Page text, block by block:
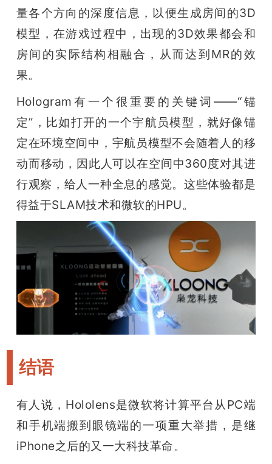
量各个方向的深度信息，以便生成房间的3D
模型，在游戏过程中，出现的3D效果都会和
房间的实际结构相融合，从而达到MR的效
果。
Hologram有一个很重要的关键词——“锚
定”，比如打开的一个宇航员模型，就好像锚
定在环境空间中，宇航员模型不会随着人的移
动而移动，因此人可以在空间中360度对其进
行观察，给人一种全息的感觉。这些体验都是
得益于SLAM技术和微软的HPU。
结语
有人说，Hololens是微软将计算平台从PC端
和手机端搬到眼镜端的一项重大举措，是继
iPhone之后的又一大科技革命。